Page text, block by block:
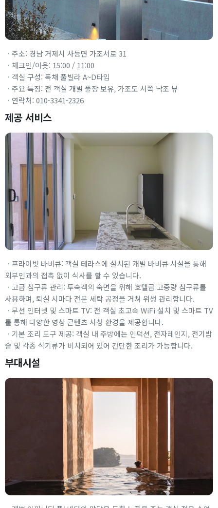
ㆍ주소: 경남 거제시 사등면 가조서로 31
ㆍ체크인/아웃: 15:00 / 11:00
ㆍ객실 구성: 독채 풀빌라 A~D타입
ㆍ주요 특징: 전 객실 개별 풀장 보유, 가조도 서쪽 낙조 뷰
ㆍ연락처: 010-3341-2326
제공 서비스
ㆍ프라이빗 바비큐: 객실 테라스에 설치된 개별 바비큐 시설을 통해
외부인과의 접촉 없이 식사를 할 수 있습니다.
ㆍ고급 침구류 관리: 투숙객의 숙면을 위해 호텔급 고중량 침구류를
사용하며, 퇴실 시마다 전문 세탁 공정을 거쳐 위생 관리합니다.
ㆍ무선 인터넷 및 스마트 TV: 전 객실 초고속 WiFi 설치 및 스마트 TV
를 통해 다양한 영상 콘텐츠 시청 환경을 제공합니다.
ㆍ기본 조리 도구 제공: 객실 내 주방에는 인덕션, 전자레인지, 전기밥
솥 및 각종 식기류가 비치되어 있어 간단한 조리가 가능합니다.
부대시설